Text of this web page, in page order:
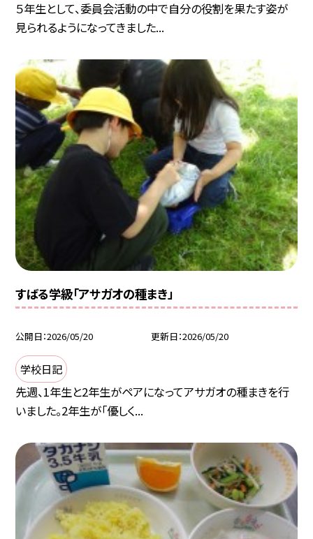
５年生として、委員会活動の中で自分の役割を果たす姿が
見られるようになってきました...
すばる学級「アサガオの種まき」
公開日 2026/05/20 更新日 2026/05/20
学校日記
先週、1年生と2年生がペアになってアサガオの種まきを行
いました。2年生が「優しく...